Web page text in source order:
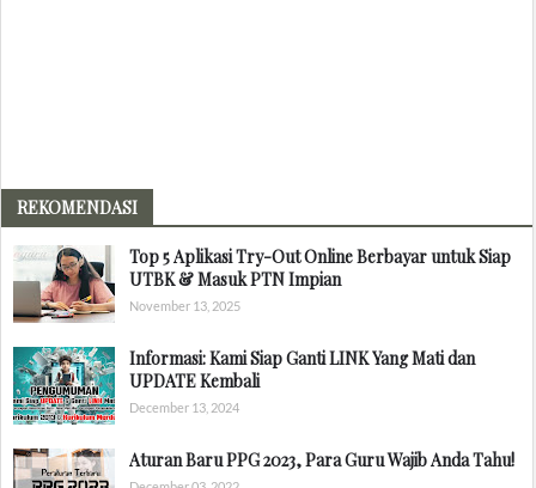
REKOMENDASI
Top 5 Aplikasi Try-Out Online Berbayar untuk Siap
UTBK & Masuk PTN Impian
November 13, 2025
Informasi: Kami Siap Ganti LINK Yang Mati dan
UPDATE Kembali
December 13, 2024
Aturan Baru PPG 2023, Para Guru Wajib Anda Tahu!